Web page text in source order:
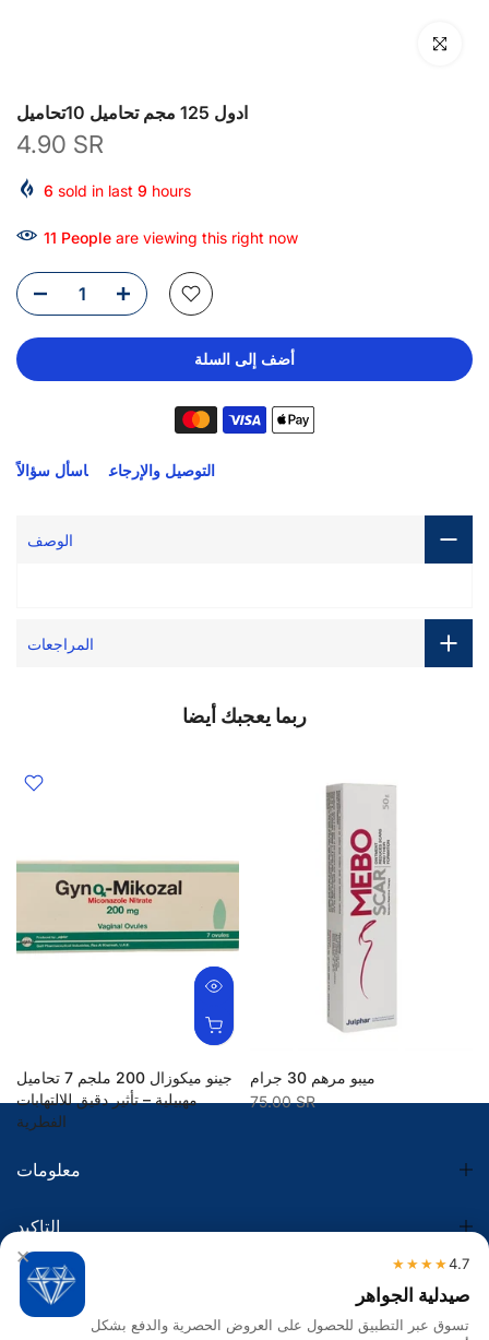
انقر للتكبير
ادول 125 مجم تحاميل 10تحاميل
4.90 SR
6 sold in last 9 hours
11 People are viewing this right now
أضف إلى السلة
التوصيل والإرجاع اسأل سؤالاً
الوصف
المراجعات
ربما يعجبك أيضا
جينو ميكوزال 200 ملجم 7 تحاميل
مهبيلية – تأثير دقيق للالتهابات
الفطرية
ميبو مرهم 30 جرام
75.00 SR
معلومات
التاكيد
الضريبة
× 4.7
★★★★
صيدلية الجواهر
تسوق عبر التطبيق للحصول على العروض الحصرية والدفع بشكل